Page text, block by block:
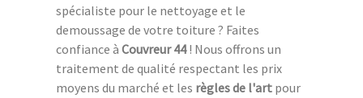
spécialiste pour le nettoyage et le
demoussage de votre toiture ? Faites
confiance à Couvreur 44! Nous offrons un
traitement de qualité respectant les prix
moyens du marché et les règles de l'art pour